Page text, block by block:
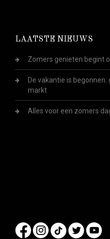
LAATSTE NIEUWS
Zomers genieten begint
De vakantie is
markt
Alles voor een zomers